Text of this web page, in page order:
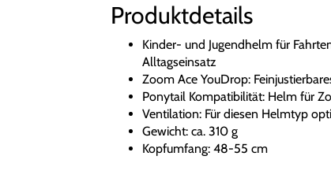
Produktdetails
Kinder- und Jugendhelm für
Alltagseinsatz
Zoom Ace YouDrop:
Ponytail Kompatibilität: Helm für
Ventilation: Für diesen Helmtyp
Gewicht: ca. 310 g
Kopfumfang: 48-55 cm